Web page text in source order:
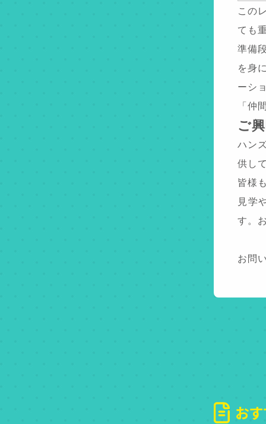
この
ても
準備
を身
ーシ
「仲
ご
ハン
供し
皆様
見学
す。
お問
お